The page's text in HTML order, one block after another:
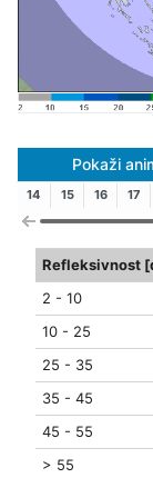
Pokaži
14 15 16 17
Refleksivnost
2 - 10
10 - 25
25 - 35
35 - 45
45 - 55
> 55